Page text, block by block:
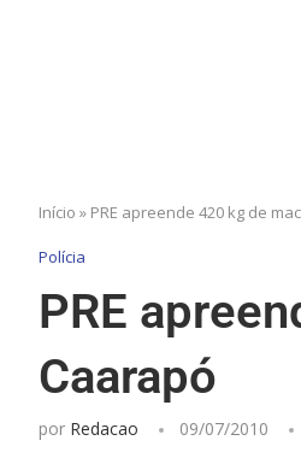
Início » PRE apreende 420 kg de
Polícia
PRE
Caarapó
por Redacao 09/07/2010